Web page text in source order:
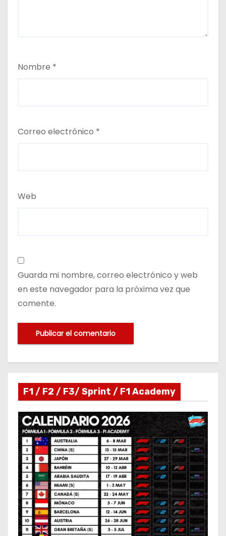
Nombre *
Correo electrónico *
Web
Guarda mi nombre, correo electrónico y web
en este navegador para la próxima vez que
comente.
F1 / F2 / F3/ Sprint / F1 Academy